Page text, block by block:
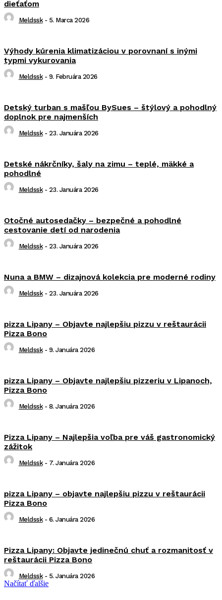
dieťaťom
Meldssk - 5. Marca 2026
Výhody kúrenia klimatizáciou v porovnaní s inými
typmi vykurovania
Meldssk - 9. Februára 2026
Detský turban s mašľou BySues – štýlový a pohodlný
doplnok pre najmenších
Meldssk - 23. Januára 2026
Detské nákrčníky, šaly na zimu – teplé, mäkké a
pohodlné
Meldssk - 23. Januára 2026
Otočné autosedačky – bezpečné a pohodlné
cestovanie detí od narodenia
Meldssk - 23. Januára 2026
Nuna a BMW – dizajnová kolekcia pre moderné rodiny
Meldssk - 23. Januára 2026
pizza Lipany – Objavte najlepšiu pizzu v reštaurácii
Pizza Bono
Meldssk - 9. Januára 2026
pizza Lipany – Objavte najlepšiu pizzeriu v Lipanoch,
Pizza Bono
Meldssk - 8. Januára 2026
Pizza Lipany – Najlepšia voľba pre váš gastronomický
zážitok
Meldssk - 7. Januára 2026
pizza Lipany – objavte najlepšiu pizzu v reštaurácii
Pizza Bono
Meldssk - 6. Januára 2026
Pizza Lipany: Objavte jedinečnú chuť a rozmanitosť v
reštaurácii Pizza Bono
Meldssk - 5. Januára 2026
Načítať ďalšie